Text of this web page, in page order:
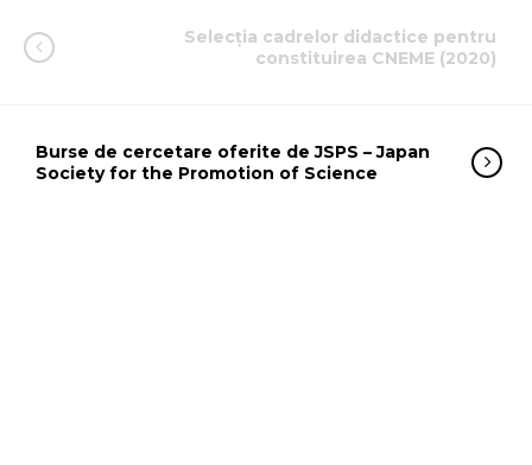
Selecţia cadrelor didactice pentru
constituirea CNEME (2020)
Burse de cercetare oferite de JSPS – Japan
Society for the Promotion of Science